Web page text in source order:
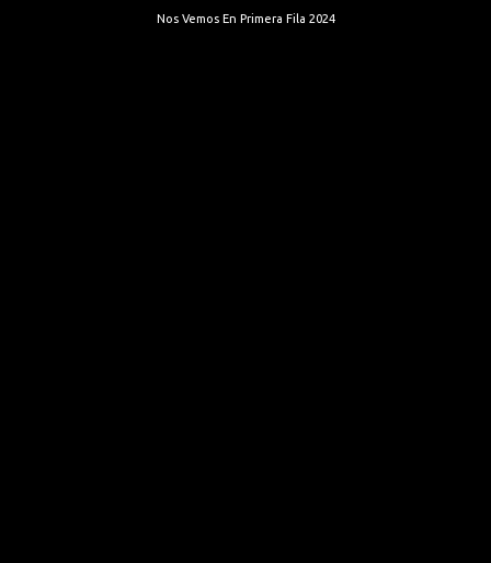
Nos Vemos En Primera Fila 2024